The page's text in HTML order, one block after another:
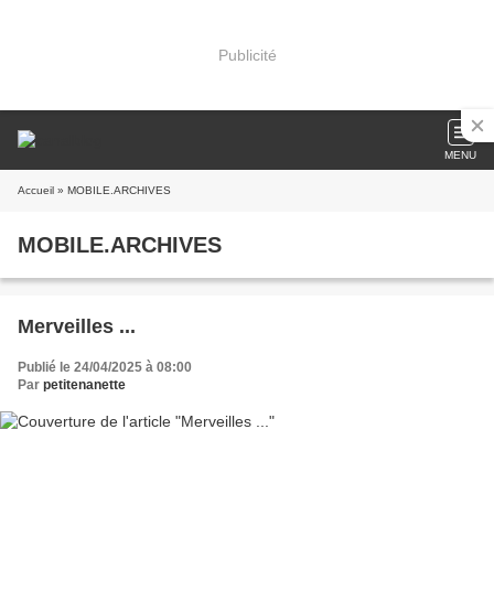
Publicité
MENU
Accueil » MOBILE.ARCHIVES
MOBILE.ARCHIVES
Merveilles ...
Publié le 24/04/2025 à 08:00
Par petitenanette